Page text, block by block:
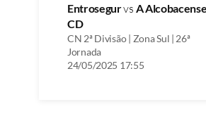
Entrosegurvs A Alcobacense
CD
CN 2ª Divisão | Zona Sul | 26ª
Jornada
24/05/2025 17:55